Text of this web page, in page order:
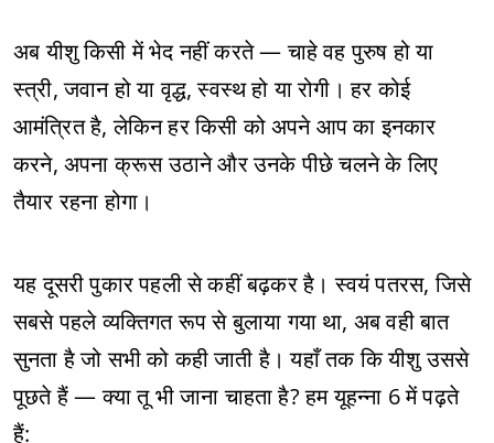
अब यीशु किसी में भेद नहीं करते — चाहे वह पुरुष हो या
स्त्री, जवान हो या वृद्ध, स्वस्थ हो या रोगी। हर कोई
आमंत्रित है, लेकिन हर किसी को अपने आप का इनकार
करने, अपना क्रूस उठाने और उनके पीछे चलने के लिए
तैयार रहना होगा।
यह दूसरी पुकार पहली से कहीं बढ़कर है। स्वयं पतरस, जिसे
सबसे पहले व्यक्तिगत रूप से बुलाया गया था, अब वही बात
सुनता है जो सभी को कही जाती है। यहाँ तक कि यीशु उससे
पूछते हैं — क्या तू भी जाना चाहता है? हम यूहन्ना 6 में पढ़ते
हैं: